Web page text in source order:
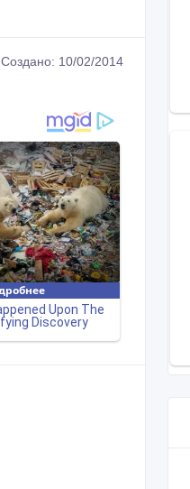
Создано: 10/02/2014